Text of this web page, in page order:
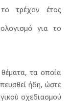
τρέχον έτος
για το
θέματα, τα οποία
ήδη, ώστε
σχεδιασμού